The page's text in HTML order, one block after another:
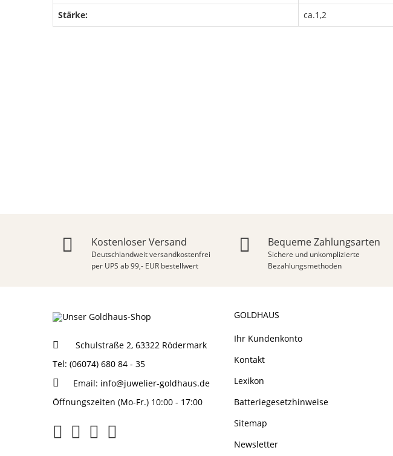
Stärke:
ca.1,2
Kostenloser Versand
Deutschlandweit versandkostenfrei
per UPS ab 99,- EUR bestellwert
Bequeme Zahlungsarten
Sichere und unkomplizierte
Bezahlungsmethoden
Schulstraße 2, 63322 Rödermark
Tel: (06074) 680 84 - 35
Email: info@juwelier-goldhaus.de
Öffnungszeiten (Mo-Fr.) 10:00 - 17:00
GOLDHAUS
Ihr Kundenkonto
Kontakt
Lexikon
Batteriegesetzhinweise
Sitemap
Newsletter